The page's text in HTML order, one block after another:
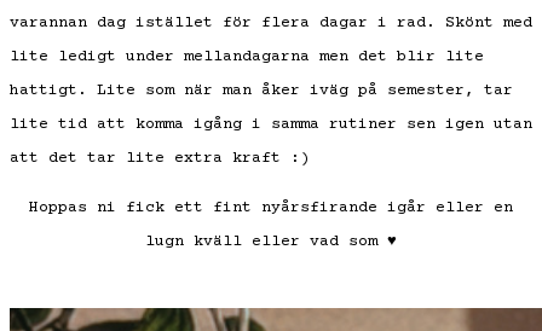
varannan dag istället för flera dagar i rad. Skönt med
lite ledigt under mellandagarna men det blir lite
hattigt. Lite som när man åker iväg på semester, tar
lite tid att komma igång i samma rutiner sen igen utan
att det tar lite extra kraft :)
Hoppas ni fick ett fint nyårsfirande igår eller en
lugn kväll eller vad som ♥